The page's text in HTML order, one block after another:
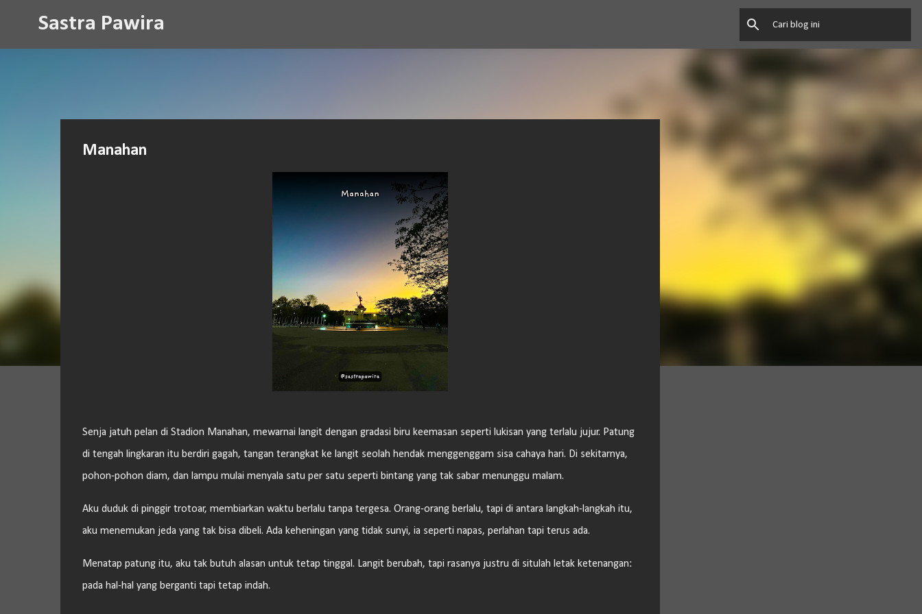
Sastra Pawira
Manahan
Senja jatuh pelan di Stadion Manahan, mewarnai langit dengan gradasi biru keemasan seperti lukisan yang terlalu jujur. Patung
di tengah lingkaran itu berdiri gagah, tangan terangkat ke langit seolah hendak menggenggam sisa cahaya hari. Di sekitarnya,
pohon-pohon diam, dan lampu mulai menyala satu per satu seperti bintang yang tak sabar menunggu malam.
Aku duduk di pinggir trotoar, membiarkan waktu berlalu tanpa tergesa. Orang-orang berlalu, tapi di antara langkah-langkah itu,
aku menemukan jeda yang tak bisa dibeli. Ada keheningan yang tidak sunyi, ia seperti napas, perlahan tapi terus ada.
Menatap patung itu, aku tak butuh alasan untuk tetap tinggal. Langit berubah, tapi rasanya justru di situlah letak ketenangan:
pada hal-hal yang berganti tapi tetap indah.